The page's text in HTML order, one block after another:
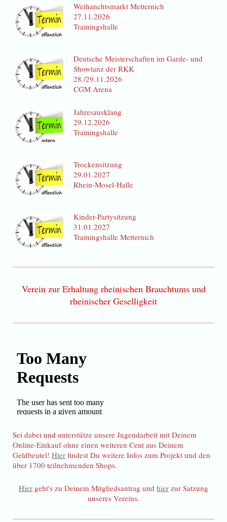
Weihanchtsmarkt Metternich
27.11.2026
Trainingshalle
Deutsche Meisterschaften im Garde- und
Showtanz der RKK
28./29.11.2026
CGM Arena
Jahresausklang
29.12.2026
Trainingshalle
Trockensitzung
29.01.2027
Rhein-Mosel-Halle
Kinder-Partysitzung
31.01.2027
Trainingshalle Metternich
Verein zur Erhaltung rheinischen Brauchtums und
rheinischer Geselligkeit
Sei dabei und unterstütze unsere Jugendarbeit mit Deinem
Online-Einkauf ohne einen weiteren Cent aus Deinem
Geldbeutel! Hier findest Du weitere Infos zum Projekt und den
über 1700 teilnehmenden Shops.
Hier geht's zu Deinem Mitgliedsantrag und hier zur Satzung
unseres Vereins.